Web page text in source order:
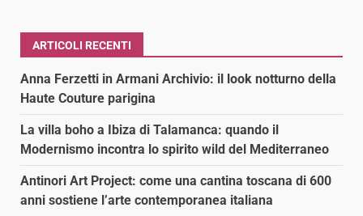
ARTICOLI RECENTI
Anna Ferzetti in Armani Archivio: il look notturno della
Haute Couture parigina
La villa boho a Ibiza di Talamanca: quando il
Modernismo incontra lo spirito wild del Mediterraneo
Antinori Art Project: come una cantina toscana di 600
anni sostiene l’arte contemporanea italiana